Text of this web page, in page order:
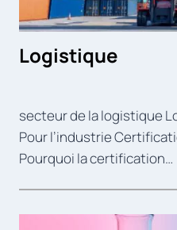
Logistique
secteur de la logistique
Pour l’industrie
Pourquoi la certification…